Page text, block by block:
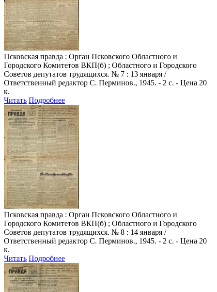
Псковская правда : Орган Псковского Областного и
Городского Комитетов ВКП(б) ; Областного и Городского
Советов депутатов трудящихся. № 7 : 13 января /
Ответственный редактор С. Перминов., 1945. - 2 с. - Цена 20
к.
Читать Подробнее
Псковская правда : Орган Псковского Областного и
Городского Комитетов ВКП(б) ; Областного и Городского
Советов депутатов трудящихся. № 8 : 14 января /
Ответственный редактор С. Перминов., 1945. - 2 с. - Цена 20
к.
Читать Подробнее